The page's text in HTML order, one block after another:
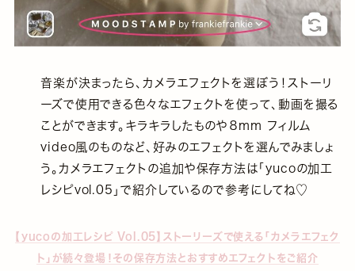
音楽が決まったら、カメラエフェクトを選ぼう！ストーリ
ーズで使用できる色々なエフェクトを使って、動画を撮る
ことができます。キラキラしたものや８mm フィルム
video風のものなど、好みのエフェクトを選んでみましょ
う。カメラエフェクトの追加や保存方法は「yucoの加工
レシピvol.05」で紹介しているので参考にしてね♡
【yucoの加工レシピ Vol.05】ストーリーズで使える「カメラエフェク
ト」が続々登場！その保存方法とおすすめエフェクトをご紹介